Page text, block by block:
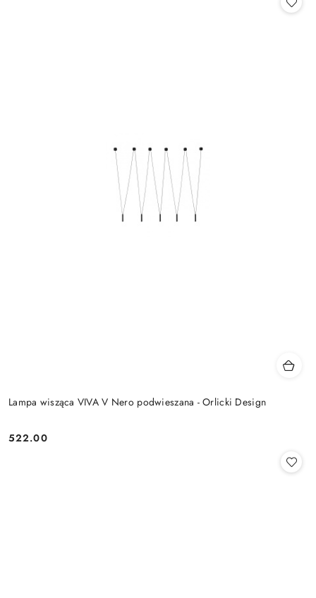
Lampa wisząca VIVA V Nero podwieszana - Orlicki Design
Cena:
522.00